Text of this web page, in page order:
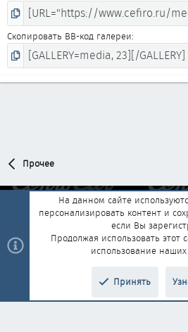
Скопировать BB-код галереи
Прочее
Обратная связь
Условия и правила
Политика конфиденциальности
add-ons by ThemeHouse Перевод от
На данном сайте
персонализировать контент и
если Вы
Продолжая использовать этот
использование
Принять